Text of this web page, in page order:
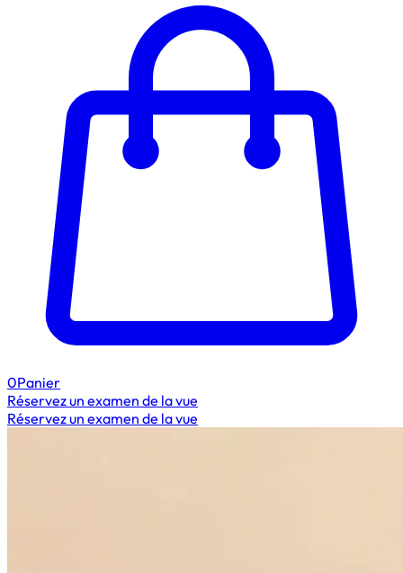
0Panier
Réservez un examen de la vue
Réservez un examen de la vue